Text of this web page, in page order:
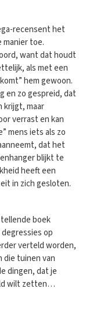
recensent het
toe.
want dat houdt
als met een
hem gewoon.
en zo gespreid, dat
krijgt, maar
verrast en kan
mens iets als zo
dat het
blijkt te
heeft een
in zich gesloten.
boek
op
verteld worden,
die tuinen van
dingen, dat je
wilt zetten…